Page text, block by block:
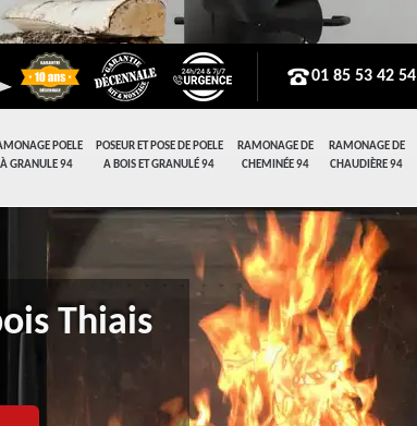
POELE
À GRANULE 94
POSEUR ET POSE DE POELE
A BOIS ET GRANULÉ 94
RAMONAGE DE
CHEMINÉE 94
RAMONAGE DE
CHAUDIÈRE 94
01 85 53 42 54
Thiais